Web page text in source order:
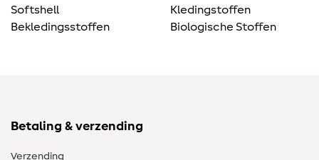
Softshell
Bekledingsstoffen
Kledingstoffen
Biologische Stoffen
Betaling & verzending
Verzending